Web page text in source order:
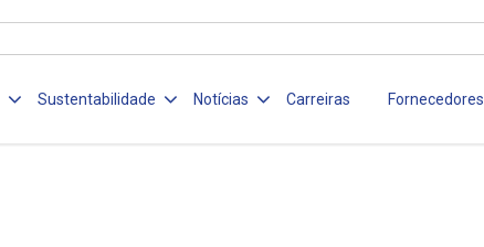
Sustentabilidade Notícias Carreiras Fornecedores